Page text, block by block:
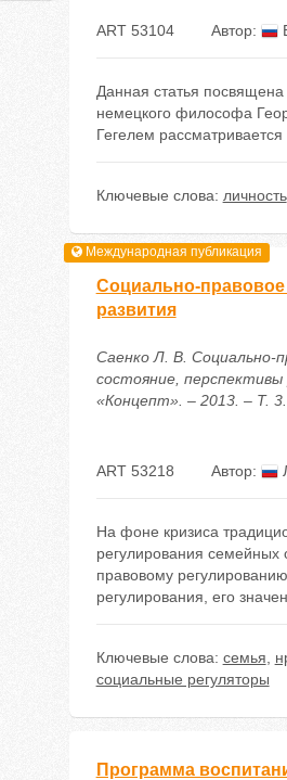
ART 53104 Автор:
Данная статья посвящена
немецкого философа
Гегелем
Ключевые слова: личность,
Международная публикация
Социально-
развития
Саенко Л. В. Социально-
состояние,
«Концепт». – 2013. – Т.
ART 53218 Автор:
На фоне кризиса
регулирования
правовому
регулирования, его
Ключевые слова: семья
социальные регуляторы
Программа